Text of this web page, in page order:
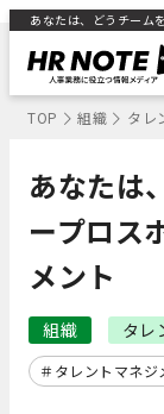
TOP 組織 タレ
あなたは
ープロス
メント
組織 タレ
タレントマネジ